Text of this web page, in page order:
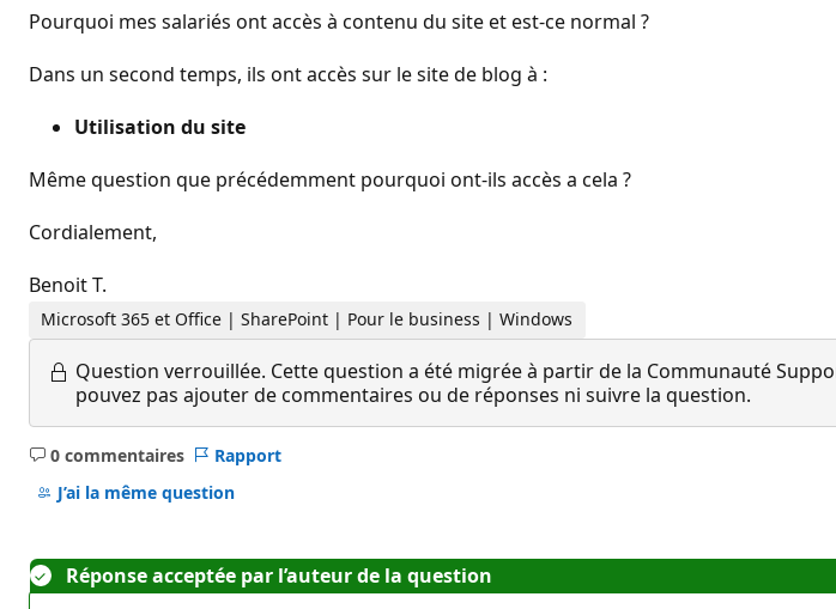
Pourquoi mes salariés ont accès à contenu du site et est-ce normal ?
Dans un second temps, ils ont accès sur le site de blog à :
Utilisation du site
Même question que précédemment pourquoi ont-ils accès a cela ?
Cordialement,
Benoit T.
Microsoft 365 et Office | SharePoint | Pour le business | Windows
Question verrouillée. Cette question a été migrée à partir de la Communauté
pouvez pas ajouter de commentaires ou de réponses ni suivre la question.
0 commentaires
Aucun
commentaire
Rapport
J’ai la même question
Réponse acceptée par l’auteur de la question